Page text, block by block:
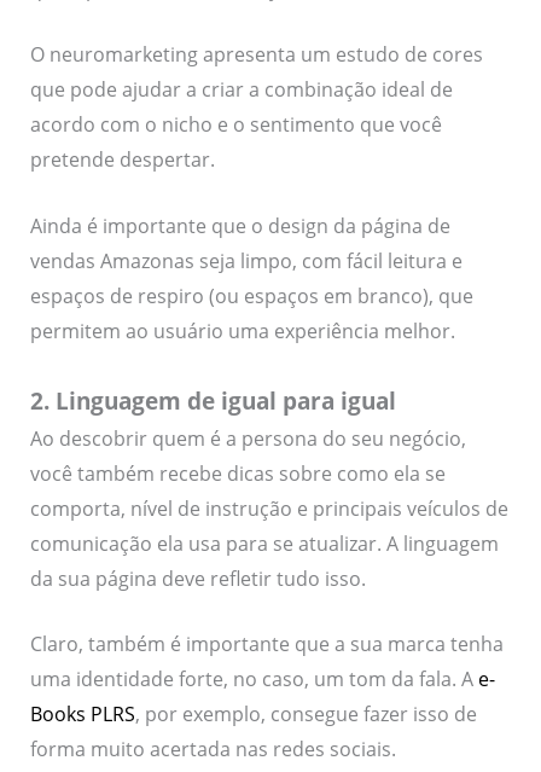
O neuromarketing apresenta um estudo de cores
que pode ajudar a criar a combinação ideal de
acordo com o nicho e o sentimento que você
pretende despertar.
Ainda é importante que o design da página de
vendas Amazonas seja limpo, com fácil leitura e
espaços de respiro (ou espaços em branco), que
permitem ao usuário uma experiência melhor.
2. Linguagem de igual para igual
Ao descobrir quem é a persona do seu negócio,
você também recebe dicas sobre como ela se
comporta, nível de instrução e principais veículos de
comunicação ela usa para se atualizar. A linguagem
da sua página deve refletir tudo isso.
Claro, também é importante que a sua marca tenha
uma identidade forte, no caso, um tom da fala. A e-
Books PLRS, por exemplo, consegue fazer isso de
forma muito acertada nas redes sociais.